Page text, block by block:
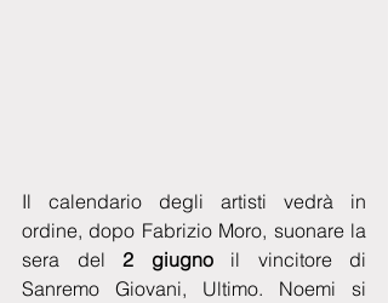
Il calendario degli artisti vedrà in
ordine, dopo Fabrizio Moro, suonare la
sera del 2 giugno il vincitore di
Sanremo Giovani, Ultimo. Noemi si